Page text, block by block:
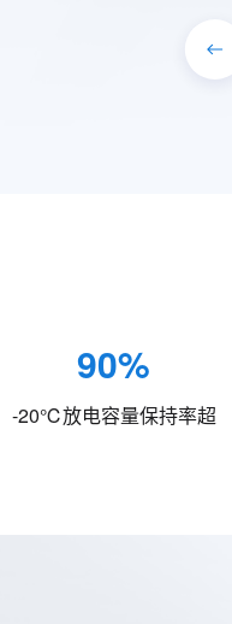
90%
-20℃放电容量保持率超